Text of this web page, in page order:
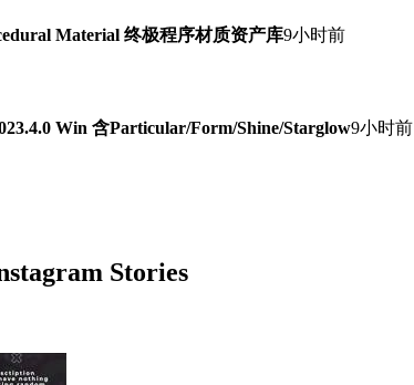
Material 终极程序材质资产库9小时前
Win 含Particular/Form/Shine/Starglow9小时前
Stories